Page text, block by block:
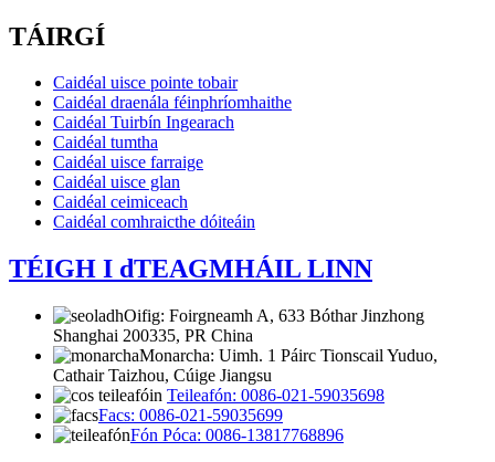
TÁIRGÍ
Caidéal uisce pointe tobair
Caidéal draenála féinphríomhaithe
Caidéal Tuirbín Ingearach
Caidéal tumtha
Caidéal uisce farraige
Caidéal uisce glan
Caidéal ceimiceach
Caidéal comhraicthe dóiteáin
TÉIGH I dTEAGMHÁIL LINN
Oifig: Foirgneamh A, 633 Bóthar Jinzhong
Shanghai 200335, PR China
Monarcha: Uimh. 1 Páirc Tionscail Yuduo,
Cathair Taizhou, Cúige Jiangsu
Teileafón: 0086-021-59035698
Facs: 0086-021-59035699
Fón Póca: 0086-13817768896